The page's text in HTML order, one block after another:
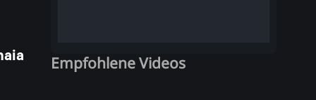
Empfohlene Videos